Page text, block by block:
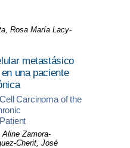
Rosa María Lacy-
metastásico
una paciente
Carcinoma of the
Zamora-
Cherit, José